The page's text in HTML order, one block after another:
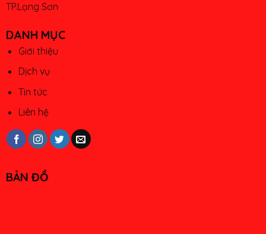
TP.Lạng Sơn
DANH MỤC
Giới thiệu
Dịch vụ
Tin tức
Liên hệ
BẢN ĐỒ